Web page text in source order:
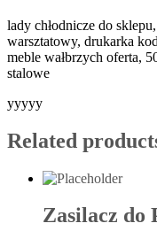
lady chłodnicze do
warsztatowy, drukarka
meble wałbrzych oferta,
stalowe
yyyyy
Related
Zasilacz do